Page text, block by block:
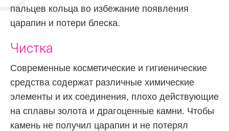
пальцев кольца во избежание появления
царапин и потери блеска.
Чистка
Современные косметические и гигиенические
средства содержат различные химические
элементы и их соединения, плохо действующие
на сплавы золота и драгоценные камни. Чтобы
камень не получил царапин и не потерял